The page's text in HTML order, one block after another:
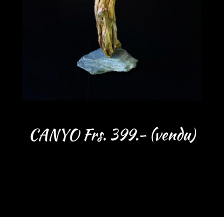
CANYO Frs. 399.- (vendu)